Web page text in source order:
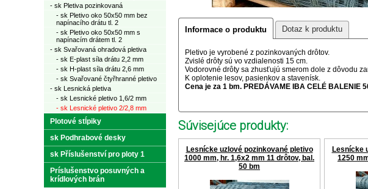
Informace o produktu Dotaz k produktu
Pletivo je vyrobené z pozinkovaných drôtov.
Zvislé drôty sú vo vzdialenosti 15 cm.
Vodorovné drôty sa zhusťujú smerom dole z dôvodu
K oplotenie lesov, pasienkov a stavenísk.
Cena je za 1 bm. PREDÁVAME IBA CELÉ BALENIE
Súvisejúce produkty:
Lesnícke uzlové pozinkované pletivo
1000 mm, hr. 1,6x2 mm 11 drôtov, bal.
50 bm
Lesnícke
1250
- sk Pletiva pozinkovaná
- sk Pletivo oko 50x50 mm bez
napínacího drátu tl. 2
- sk Pletivo oko 50x50 mm s
napínacím drátem tl. 2
- sk Svařovaná ohradová pletiva
- sk E-plast síla drátu 2,2 mm
- sk H-plast síla drátu 2,6 mm
- sk Svařované čtyřhranné pletivo
- sk Lesnická pletiva
- sk Lesnické pletivo 1,6/2 mm
- sk Lesnické pletivo 2/2,8 mm
Plotové stĺpiky
sk Podhrabové desky
sk Příslušenství pro ploty 1
Príslušenstvo posuvných a
krídlových brán